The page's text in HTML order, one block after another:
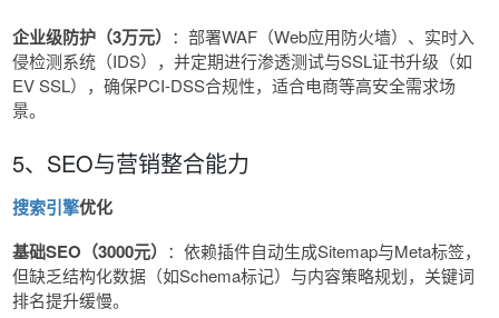
企业级防护（3万元） ：部署WAF（Web应用防火墙）、实时入
侵检测系统（IDS），并定期进行渗透测试与SSL证书升级（如
EV SSL），确保PCI-DSS合规性，适合电商等高安全需求场
景。
5、SEO与营销整合能力
搜索引擎优化
基础SEO（3000元） ：依赖插件自动生成Sitemap与Meta标签，
但缺乏结构化数据（如Schema标记）与内容策略规划，关键词
排名提升缓慢。